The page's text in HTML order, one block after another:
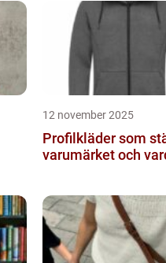
12 november 2025
Profilkläder som
varumärket och